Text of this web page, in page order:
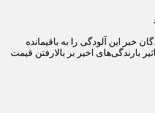
این آلودگی را به باقیمانده
بارندگی‌های اخیر بر بالارفتن قیمت